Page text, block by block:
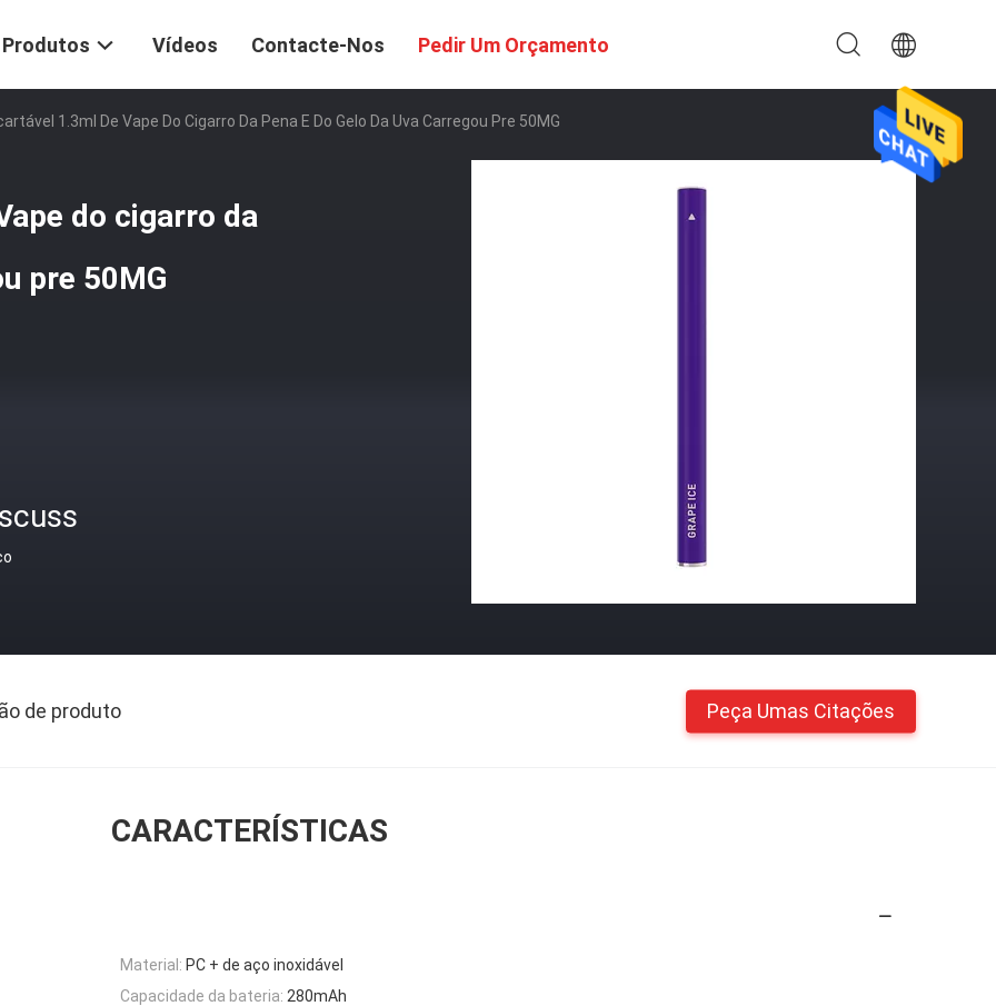
Produtos Vídeos Contacte-Nos Pedir Um Orçamento
1.3ml De Vape Do Cigarro Da Pena E Do Gelo Da Uva Carregou Pre 50MG
do cigarro da
pre 50MG
de produto Peça Umas Citações
CARACTERÍSTICAS
Material: PC + de aço inoxidável
Capacidade da bateria: 280mAh